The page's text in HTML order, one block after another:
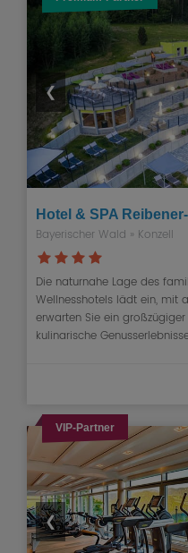
❮
Hotel & SPA
Bayerischer Wald » Konzell
Die naturnahe Lage des
Wellnesshotels lädt ein, mit
erwarten Sie ein
kulinarische
VIP-Partner
❮